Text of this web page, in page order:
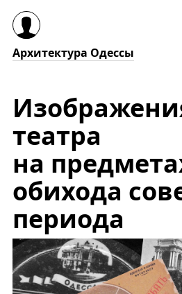
Архитектура Одессы
театра
на
обихода
периода